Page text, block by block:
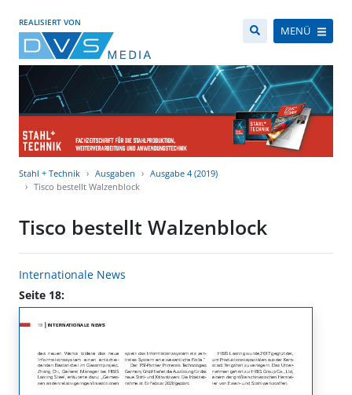
REALISIERT VON
MENÜ
Stahl + Technik Ausgaben
Ausgabe 4 (2019)
Tisco bestellt Walzenblock
Tisco bestellt Walzenblock
Internationale News
Seite 18: